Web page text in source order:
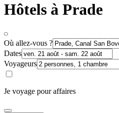
Hôtels à Prade
Où allez-vous ?
Dates
Voyageurs
Je voyage pour affaires